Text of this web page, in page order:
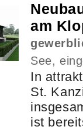
am
See,
In
St.
ist